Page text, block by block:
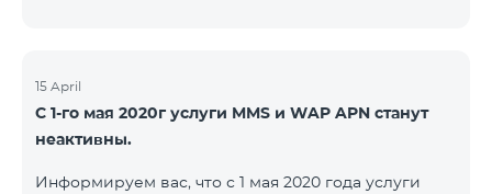
15 April
С 1-го мая 2020г услуги MMS и WAP APN станут
неактивны.
Информируем вас, что с 1 мая 2020 года услуги